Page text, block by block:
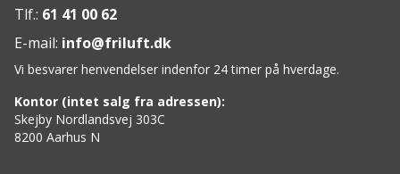
Tlf.: 61 41 00 62
E-mail: info@friluft.dk
Vi besvarer henvendelser indenfor 24 timer på hverdage.
Kontor (intet salg fra adressen):
Skejby Nordlandsvej 303C
8200 Aarhus N